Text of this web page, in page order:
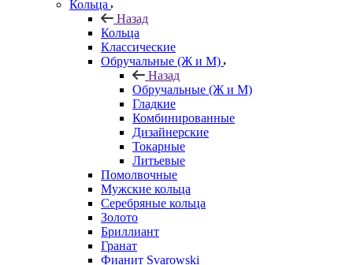
Кольца
Назад
Кольца
Классические
Обручальные (Ж и М)
Назад
Обручальные (Ж и М)
Гладкие
Комбинированные
Дизайнерские
Токарные
Литьевые
Помолвочные
Мужские кольца
Серебряные кольца
Золото
Бриллиант
Гранат
Фианит Svarowski